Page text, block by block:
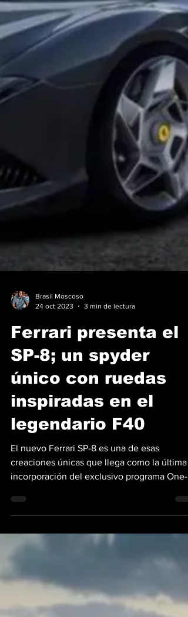
Brasil Moscoso
24 oct 2023
3 min de lectura
Ferrari presenta el
SP-8; un spyder
único con ruedas
inspiradas en el
legendario F40
El nuevo Ferrari SP-8 es una de esas